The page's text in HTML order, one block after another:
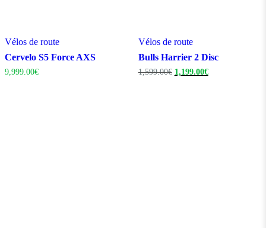
Vélos de route
Cervelo S5 Force AXS
9,999.00€
Vélos de route
Bulls Harrier 2 Disc
1,599.00€ Le
1,199.00€Le